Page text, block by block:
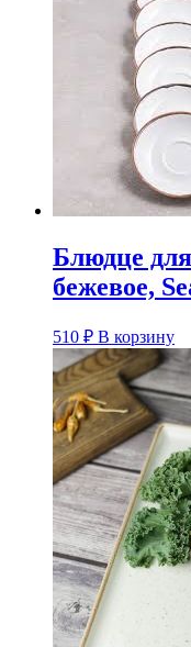
Блюдце
бежевое,
510 ₽ В корзину